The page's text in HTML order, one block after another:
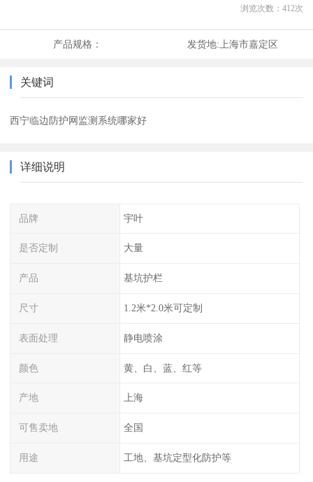
浏览次数： 412次
产品规格： 发货地:上海市嘉定区
关键词
西宁临边防护网监测系统哪家好
详细说明
品牌 宇叶
是否定制 大量
产品 基坑护栏
尺寸 1.2米*2.0米可定制
表面处理 静电喷涂
颜色 黄、白、蓝、红等
产地 上海
可售卖地 全国
用途 工地、基坑定型化防护等